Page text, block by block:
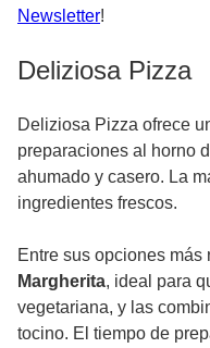
Newsletter!
Deliziosa Pizza
Deliziosa Pizza ofrece
preparaciones al horno
ahumado y casero. La
ingredientes frescos.
Entre sus opciones más
Margherita, ideal para
vegetariana, y las
tocino. El tiempo de